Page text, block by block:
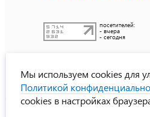
посетителей:
- вчера
- сегодня
УралСпецТранс
Мы используем cookies для
Политикой
cookies в настройках